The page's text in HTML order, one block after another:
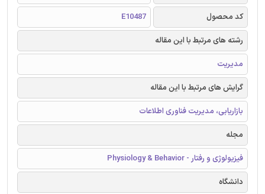
کد محصول
E10487
رشته های مرتبط با این مقاله
مدیریت
گرایش های مرتبط با این مقاله
بازاریابی، مدیریت فناوری اطلاعات
مجله
فیزیولوژی و رفتار - Physiology & Behavior
دانشگاه